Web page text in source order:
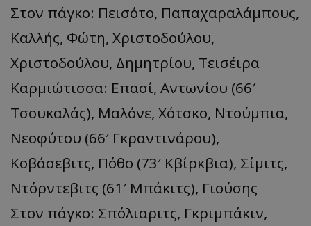
Στον πάγκο: Πεισότο, Παπαχαραλάμπους,
Καλλής, Φώτη, Χριστοδούλου,
Χριστοδούλου, Δημητρίου, Τεισέιρα
Καρμιώτισσα: Επασί, Αντωνίου (66′
Τσουκαλάς), Μαλόνε, Χότσκο, Ντούμπια,
Νεοφύτου (66′ Γκραντινάρου),
Κοβάσεβιτς, Πόθο (73′ Κβίρκβια), Σίμιτς,
Ντόρντεβιτς (61′ Μπάκιτς), Γιούσης
Στον πάγκο: Σπόλιαριτς, Γκριμπάκιν,